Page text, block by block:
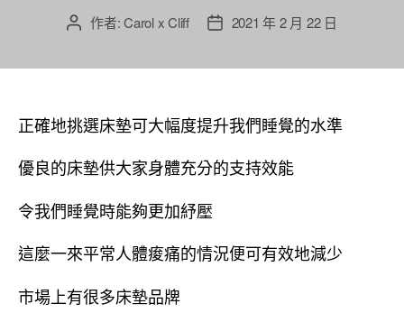
文 作者:Carol x Cliff
文
期
2021 年 2 月 22 日
正確地挑選床墊可大幅度提升我們睡覺的水準
優良的床墊供大家身體充分的支持效能
令我們睡覺時能夠更加紓壓
這麼一來平常人體痠痛的情況便可有效地減少
市場上有很多床墊品牌